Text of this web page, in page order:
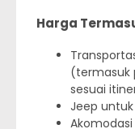
Harga
(termasuk
sesuai
Jeep